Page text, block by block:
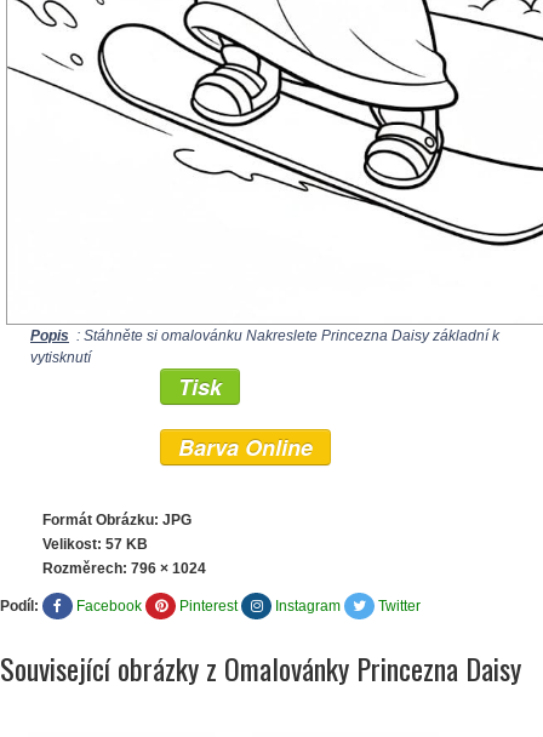
Popis : Stáhněte si omalovánku Nakreslete Princezna Daisy základní k
vytisknutí
Tisk
Barva Online
Formát Obrázku: JPG
Velikost: 57 KB
Rozměrech: 796 × 1024
Podíl: Facebook Pinterest Instagram Twitter
Související obrázky z Omalovánky Princezna Daisy